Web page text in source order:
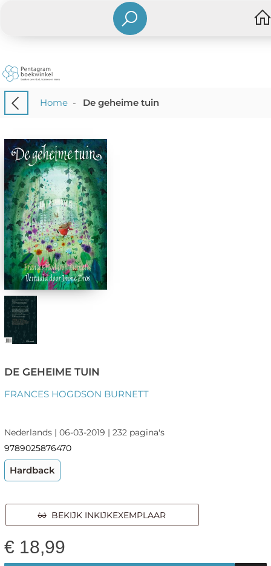
Home- De geheime tuin
DE GEHEIME TUIN
FRANCES HOGDSON BURNETT
Nederlands | 06-03-2019 | 232 pagina's
9789025876470
Hardback
BEKIJK INKIJKEXEMPLAAR
€ 18,99